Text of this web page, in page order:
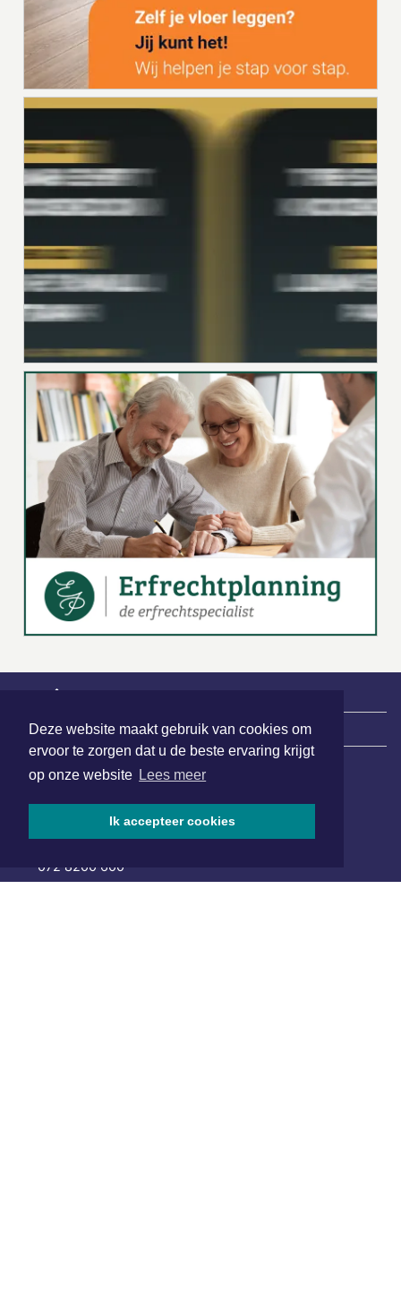
Deze website maakt gebruik van cookies om
ervoor te zorgen dat u de beste ervaring krijgt
op onze website Lees meer
Ik accepteer cookies
| Nieuws | Sport | Evenementen
van Benthuizenlaan 1
1701 BZ Heerhugowaard
072 8200 600